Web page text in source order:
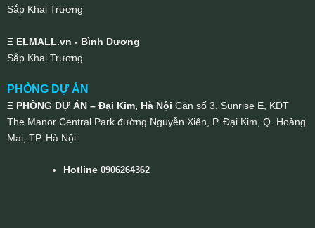
Sắp Khai Trương
Ξ ELMALL.vn - Bình Dương
Sắp Khai Trương
PHÒNG DỰ ÁN
Ξ PHÒNG DỰ ÁN – Đại Kim, Hà Nội Căn số 3, Sunrise E, KDT
The Manor Central Park đường Nguyễn Xiển, P. Đại Kim, Q. Hoàng
Mai, TP. Hà Nội
Hotline0906264362